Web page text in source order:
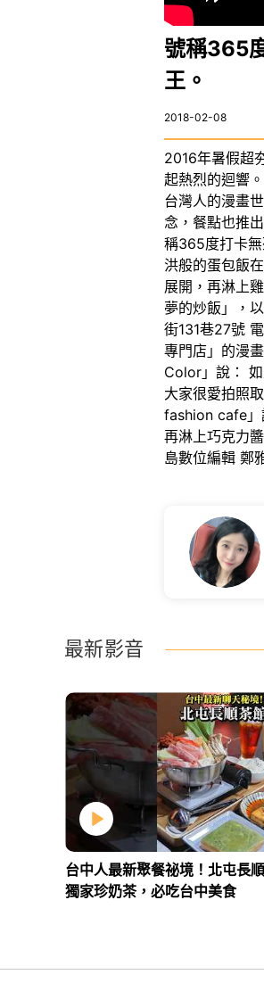
號稱365
王。
2018-02-08
2016年暑假超
起熱烈的迴響
台灣人的漫畫
念，餐點也推
稱365度打卡
洪般的蛋包飯
展開，再淋上
夢的炒飯」，
街131巷27號
專門店」的漫
Color」說：
大家很愛拍照
fashion cafe」
再淋上巧克力
島數位編輯 鄭
最新影音
台中人最新聚餐祕境！北屯長
獨家珍奶茶，必吃台中美食